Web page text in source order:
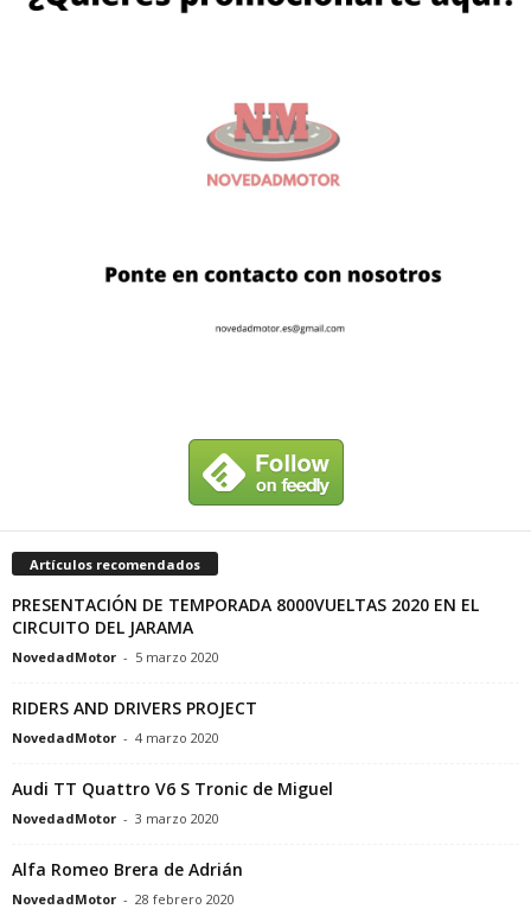
Artículos recomendados
PRESENTACIÓN DE TEMPORADA 8000VUELTAS 2020 EN EL
CIRCUITO DEL JARAMA
NovedadMotor - 5 marzo 2020
RIDERS AND DRIVERS PROJECT
NovedadMotor - 4 marzo 2020
Audi TT Quattro V6 S Tronic de Miguel
NovedadMotor - 3 marzo 2020
Alfa Romeo Brera de Adrián
NovedadMotor - 28 febrero 2020